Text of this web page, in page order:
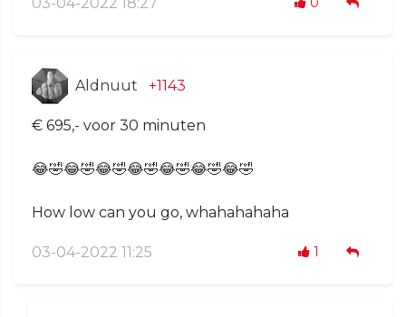
Aldnuut +1143
€ 695,- voor 30 minuten
😂🤣😂🤣😂🤣😂🤣😂🤣😂🤣😂🤣
How low can you go, whahahahaha
03-04-2022 11:25 1